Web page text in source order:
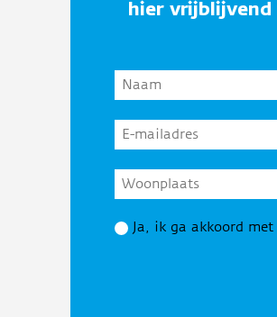
hier
Naam
E-
mailadres
Woonplaats
Privacy*
Ja, ik ga akkoord